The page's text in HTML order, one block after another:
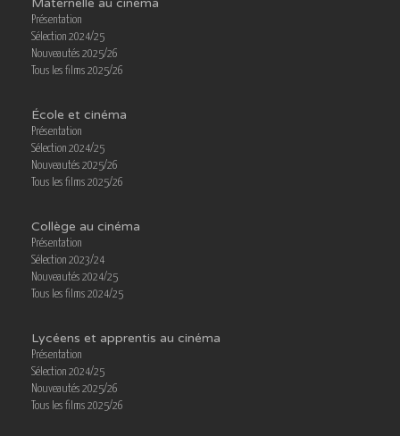
Présentation
Sélection 2024/25
Nouveautés 2025/26
Tous les films 2025/26
École et cinéma
Présentation
Sélection 2024/25
Nouveautés 2025/26
Tous les films 2025/26
Collège au cinéma
Présentation
Sélection 2023/24
Nouveautés 2024/25
Tous les films 2024/25
Lycéens et apprentis au cinéma
Présentation
Sélection 2024/25
Nouveautés 2025/26
Tous les films 2025/26